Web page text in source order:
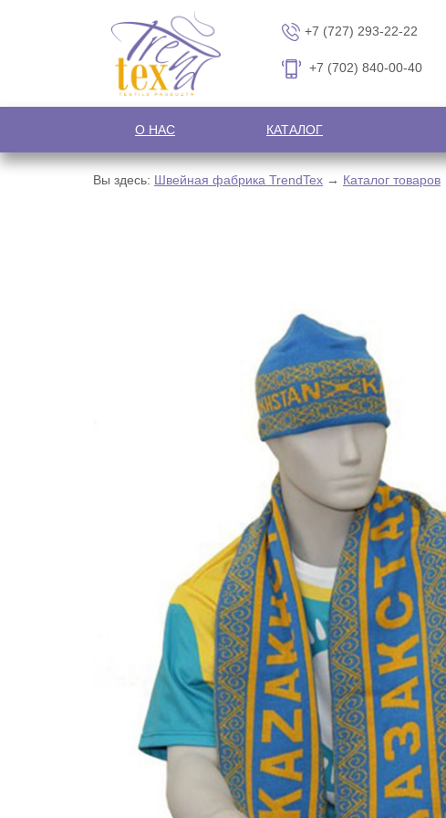
+7 (727) 293-22-22
+7 (702) 840-00-40
О НАС КАТАЛОГ
Вы здесь: Швейная фабрика TrendTex → Каталог товаров